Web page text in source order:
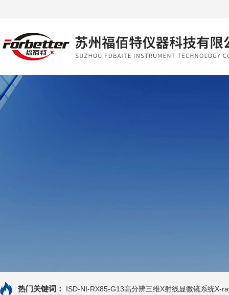
热门关键词： ISD-NI-RX85-G13高分辨三维X射线显微镜系统X-